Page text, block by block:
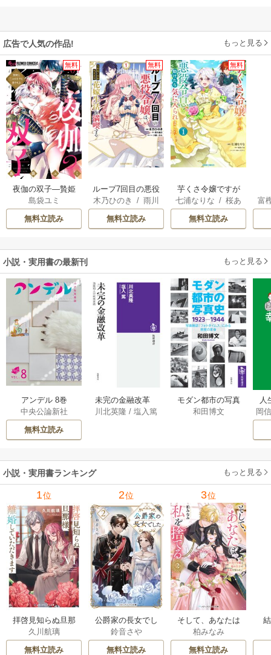
広告で人気の作品! もっと見る
無料
夜伽の双子―贄姫
は二人の王子に愛
される―
島袋ユミ
無料立読み
無料
ループ7回目の悪役
令嬢は、元敵国で
自由気ままな花嫁
生活を満喫する
木乃ひのき /雨川
透子/八美☆わん
無料立読み
無料
芋くさ令嬢ですが
悪役令息を助けた
ら気に入られまし
た
七浦なりな /桜あ
げは
/ くろでこ
無料立読み
富
小説・実用書の最新刊 もっと見る
アンデル 8巻
中央公論新社
無料立読み
未完の金融改革
――池尾和人の政
川北英隆 /塩入篤
モダン都市の写真
史 1923－1944
和田博文
人
教
岡
小説・実用書ランキング もっと見る
1位
拝啓見知らぬ旦那
様、離婚していた
だきます
久川航璃
無料立読み
2位
公爵家の長女でし
た
鈴音さや
無料立読み
3位
そして、あなたは
私を捨てる
柏みなみ
無料立読み